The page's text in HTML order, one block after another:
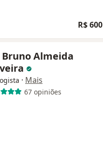
R$ 600
Bruno Almeida
· Mais
67 opiniões